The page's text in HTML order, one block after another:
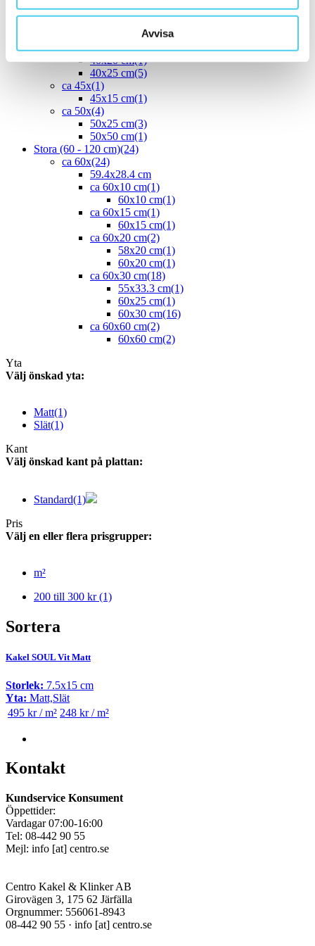
Avvisa
ca 35x(1)
40x10 cm(2)
40x20 cm(1)
40x25 cm(5)
ca 45x(1)
45x15 cm(1)
ca 50x(4)
50x25 cm(3)
50x50 cm(1)
Stora (60 - 120 cm)(24)
ca 60x(24)
59.4x28.4 cm
ca 60x10 cm(1)
60x10 cm(1)
ca 60x15 cm(1)
60x15 cm(1)
ca 60x20 cm(2)
58x20 cm(1)
60x20 cm(1)
ca 60x30 cm(18)
55x33.3 cm(1)
60x25 cm(1)
60x30 cm(16)
ca 60x60 cm(2)
60x60 cm(2)
Yta
Välj önskad yta:
Matt(1)
Slät(1)
Kant
Välj önskad kant på plattan:
Standard(1)
Pris
Välj en eller flera prisgrupper:
m²
200 till 300 kr(1)
Sortera
Kakel SOUL Vit Matt
Storlek: 7.5x15 cm
Yta: Matt,Slät
495 kr / m² 248 kr / m²
Kontakt
Kundservice Konsument
Öppettider:
Vardagar 07:00-16:00
Tel: 08-442 90 55
Mejl: info [at] centro.se
Centro Kakel & Klinker AB
Girovägen 3, 175 62 Järfälla
Orgnummer: 556061-8943
08-442 90 55 · info [at] centro.se